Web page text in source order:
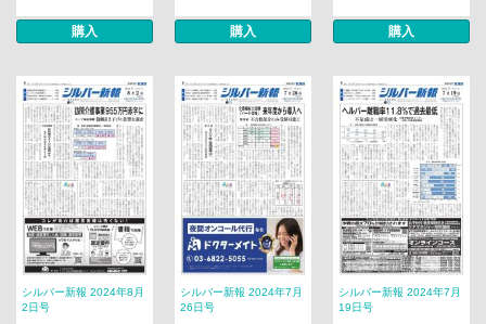
購入 購入 購入
シルバー新報 2024年8月
2日号
シルバー新報 2024年7月
26日号
シルバー新報 2024年7月
19日号